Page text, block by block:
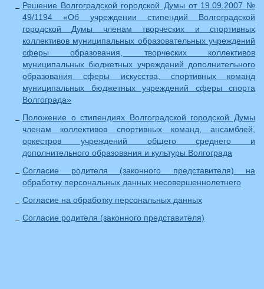
Решение Волгоградской городской Думы от 19.09.2007 №
49/1194 «Об учреждении стипендий Волгоградской
городской Думы членам творческих и спортивных
коллективов муниципальных образовательных учреждений
сферы образования, творческих коллективов
муниципальных бюджетных учреждений дополнительного
образования сферы искусства, спортивных команд
муниципальных бюджетных учреждений сферы спорта
Волгограда»
Положение о стипендиях Волгоградской городской Думы
членам коллективов спортивных команд, ансамблей,
оркестров учреждений общего среднего и
дополнительного образования и культуры Волгограда
Согласие родителя (законного представителя) на
обработку персональных данных несовершеннолетнего
Согласие на обработку персональных данных
Согласие родителя (законного представителя)